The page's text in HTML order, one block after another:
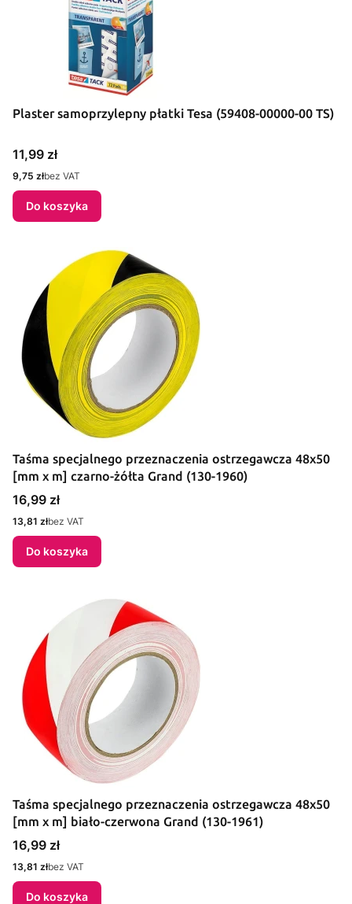
Plaster samoprzylepny płatki Tesa (59408-00000-00 TS)
Cena
11,99 zł
Cena
9,75 złbez VAT
Do koszyka
Taśma specjalnego przeznaczenia ostrzegawcza 48x50
[mm x m] czarno-żółta Grand (130-1960)
Cena
16,99 zł
Cena
13,81 złbez VAT
Do koszyka
Taśma specjalnego przeznaczenia ostrzegawcza 48x50
[mm x m] biało-czerwona Grand (130-1961)
Cena
16,99 zł
Cena
13,81 złbez VAT
Do koszyka